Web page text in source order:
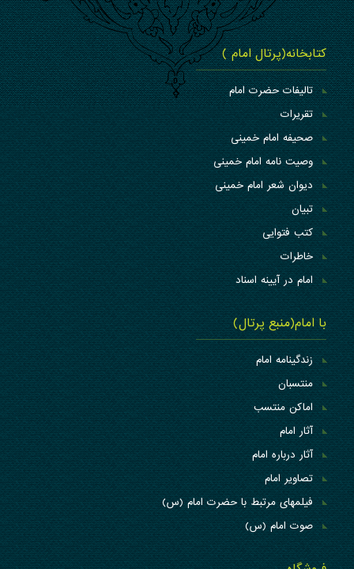
کتابخانه(پرتال امام )
تالیفات حضرت امام
تقریرات
صحیفه امام خمینی
وصیت نامه امام خمینی
دیوان شعر امام خمینی
تبیان
کتب فتوایی
خاطرات
امام در آیینه اسناد
با امام(منبع پرتال)
زندگینامه امام
منتسبان
اماکن منتسب
آثار امام
آثار درباره امام
تصاویر امام
فیلمهای مرتبط با حضرت امام (س)
صوت امام (س)